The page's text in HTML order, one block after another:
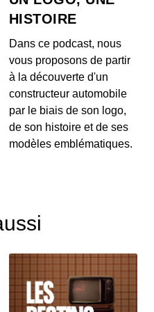
devient un assistant
en Maths
1 MOIS
ne va pas parler de génération de
résumés de réunions, mais d...
artificielle : la presse
80 millions d’euros à
1 MOIS
décortiquons ce qui s'annonce
à retenir de cet
1 MOIS
artificielle
pour les jeunes
1 MOIS
HISTOIRE
Dans ce podcast, nous
vous proposons de partir
à la découverte d'un
constructeur automobile
par le biais de son logo,
de son histoire et de ses
modèles emblématiques.